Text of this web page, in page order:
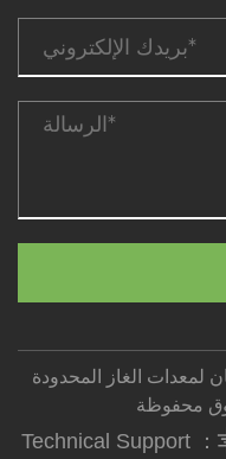
لمعدات الغاز المحدودة